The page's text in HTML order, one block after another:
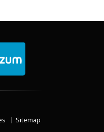
Sitemap